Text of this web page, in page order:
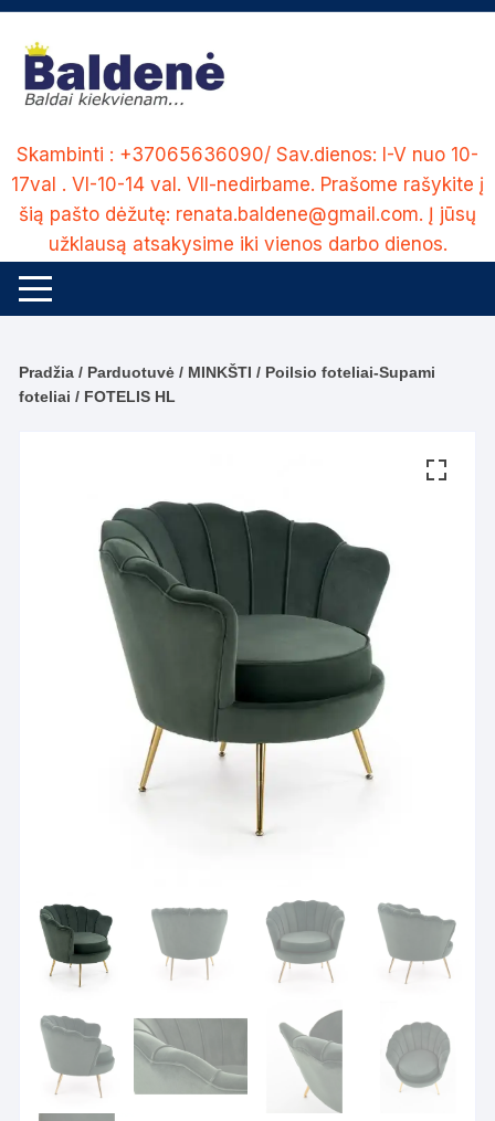
Skip
content
Skambinti : +37065636090/ Sav.dienos: I-V nuo 10-
17val . VI-10-14 val. VII-nedirbame. Prašome rašykite į
šią pašto dėžutę: renata.baldene@gmail.com. Į jūsų
užklausą atsakysime iki vienos darbo dienos.
Pradžia / Parduotuvė / MINKŠTI / Poilsio foteliai-Supami
foteliai / FOTELIS HL